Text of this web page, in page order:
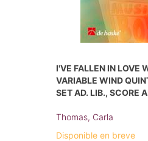
I'VE FALLEN IN LOVE
VARIABLE WIND
SET AD. LIB., SCORE
Thomas, Carla
Disponible en breve